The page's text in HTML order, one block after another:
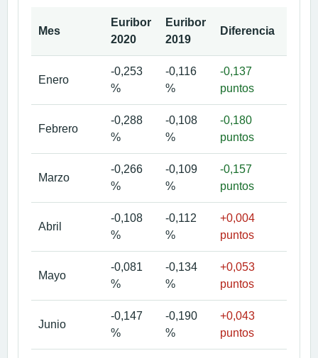
Mes
Euribor
2020
Euribor
2019
Diferencia
Enero
-0,253
%
-0,116
%
-0,137
puntos
Febrero
-0,288
%
-0,108
%
-0,180
puntos
Marzo
-0,266
%
-0,109
%
-0,157
puntos
Abril
-0,108
%
-0,112
%
+0,004
puntos
Mayo
-0,081
%
-0,134
%
+0,053
puntos
Junio
-0,147
%
-0,190
%
+0,043
puntos